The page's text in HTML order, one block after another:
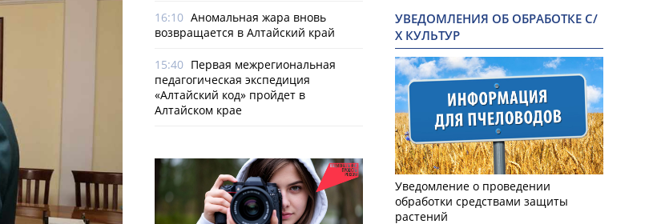
16:10 Аномальная жара вновь
возвращается в Алтайский край
15:40 Первая межрегиональная
педагогическая экспедиция
«Алтайский код» пройдет в
Алтайском крае
УВЕДОМЛЕНИЯ ОБ ОБРАБОТКЕ С/
Х КУЛЬТУР
Уведомление о проведении
обработки средствами защиты
растений